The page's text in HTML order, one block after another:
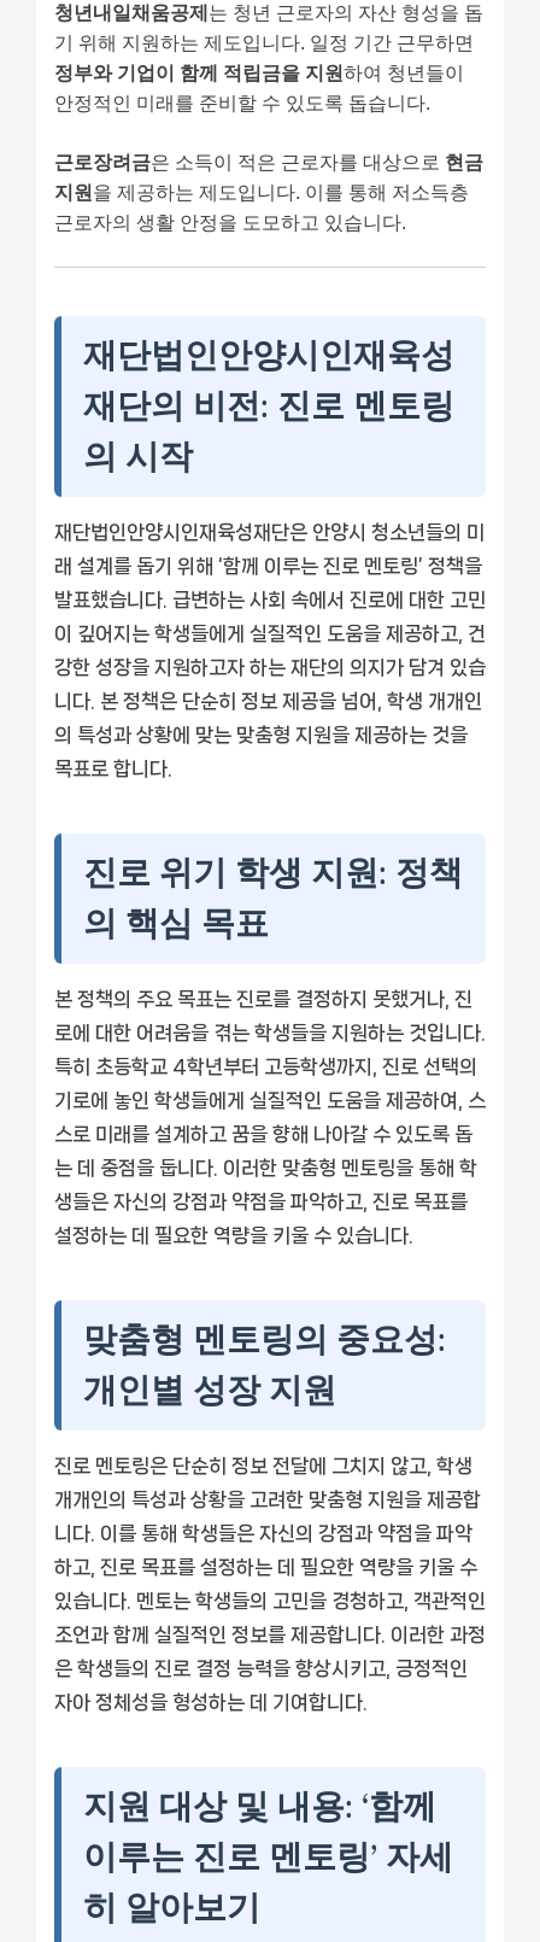
청년내일채움공제 는 청년 근로자의 자산 형성을 돕
기 위해 지원하는 제도입니다. 일정 기간 근무하면
정부와 기업이 함께 적립금을 지원하여 청년들이
안정적인 미래를 준비할 수 있도록 돕습니다.
근로장려금은 소득이 적은 근로자를 대상으로 현금
지원 을 제공하는 제도입니다. 이를 통해 저소득층
근로자의 생활 안정을 도모하고 있습니다.
재단법인안양시인재육성
재단의 비전: 진로 멘토링
의 시작
재단법인안양시인재육성재단은 안양시 청소년들의 미
래 설계를 돕기 위해 ‘함께 이루는 진로 멘토링’ 정책을
발표했습니다. 급변하는 사회 속에서 진로에 대한 고민
이 깊어지는 학생들에게 실질적인 도움을 제공하고, 건
강한 성장을 지원하고자 하는 재단의 의지가 담겨 있습
니다. 본 정책은 단순히 정보 제공을 넘어, 학생 개개인
의 특성과 상황에 맞는 맞춤형 지원을 제공하는 것을
목표로 합니다.
진로 위기 학생 지원: 정책
의 핵심 목표
본 정책의 주요 목표는 진로를 결정하지 못했거나, 진
로에 대한 어려움을 겪는 학생들을 지원하는 것입니다.
특히 초등학교 4학년부터 고등학생까지, 진로 선택의
기로에 놓인 학생들에게 실질적인 도움을 제공하여, 스
스로 미래를 설계하고 꿈을 향해 나아갈 수 있도록 돕
는 데 중점을 둡니다. 이러한 맞춤형 멘토링을 통해 학
생들은 자신의 강점과 약점을 파악하고, 진로 목표를
설정하는 데 필요한 역량을 키울 수 있습니다.
맞춤형 멘토링의 중요성:
개인별 성장 지원
진로 멘토링은 단순히 정보 전달에 그치지 않고, 학생
개개인의 특성과 상황을 고려한 맞춤형 지원을 제공합
니다. 이를 통해 학생들은 자신의 강점과 약점을 파악
하고, 진로 목표를 설정하는 데 필요한 역량을 키울 수
있습니다. 멘토는 학생들의 고민을 경청하고, 객관적인
조언과 함께 실질적인 정보를 제공합니다. 이러한 과정
은 학생들의 진로 결정 능력을 향상시키고, 긍정적인
자아 정체성을 형성하는 데 기여합니다.
지원 대상 및 내용: ‘함께
이루는 진로 멘토링’ 자세
히 알아보기